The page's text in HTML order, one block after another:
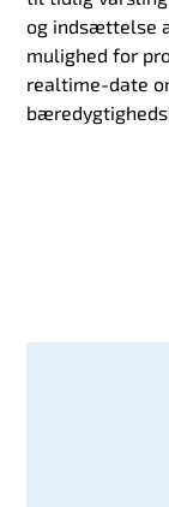
og indsættelse
mulighed for
realtime-date